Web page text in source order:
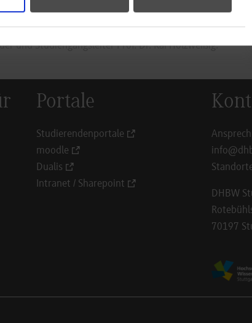
trifft als traditionelle Ansätze, sondern auch
kann. Abfragezeiten in Datenbanken werden um
und Studiengangsleiter Prof. Dr. Kai Holzweißig.
Portale
Studierendenportale
moodle
Dualis
Intranet / Sharepoint
DHBW
70197